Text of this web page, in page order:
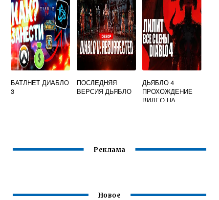
БАТЛНЕТ ДИАБЛО
3
ПОСЛЕДНЯЯ
ВЕРСИЯ ДЬЯБЛО
ДЬЯБЛО 4
ПРОХОЖДЕНИЕ
ВИДЕО НА
Реклама
Новое